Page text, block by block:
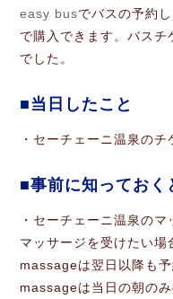
easy busでバスの予約
で購入できます。バス
でした。
当日したこと
・セーチェーニ温泉のチ
事前に知ってお
・セーチェーニ温泉のマ
マッサージを受けたい
massageは翌日以降も
massageは当日の朝の